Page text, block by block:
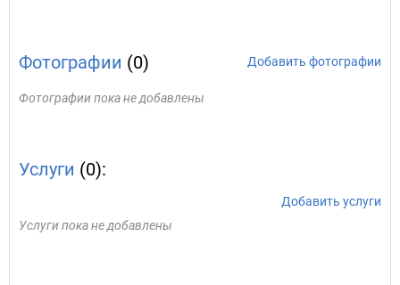
Фотографии (0) Добавить фотографии
Фотографии пока не добавлены
Услуги (0):
Добавить услуги
Услуги пока не добавлены